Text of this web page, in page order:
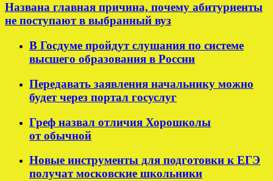
Названа главная причина, почему абитуриенты
не поступают в выбранный вуз
В Госдуме пройдут слушания по системе
высшего образования в России
Передавать заявления начальнику можно
будет через портал госуслуг
Греф назвал отличия Хорошколы
от обычной
Новые инструменты для подготовки к ЕГЭ
получат московские школьники